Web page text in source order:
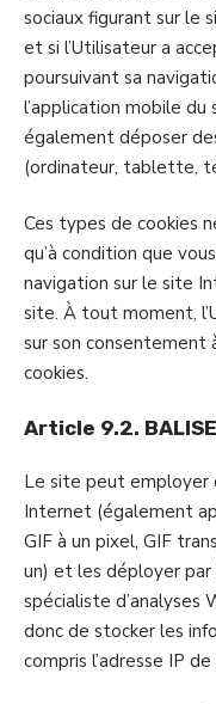
sociaux figurant sur le
et si l’Utilisateur a
poursuivant sa
l’application mobile
également déposer
(ordinateur, tablette,
Ces types de cookies
qu’à condition que
navigation sur le site
site. À tout moment,
sur son consentement
cookies.
Article 9.2.
Le site peut employer
Internet (également
GIF à un pixel, GIF
un) et les déployer par
spécialiste
donc de stocker les
compris l’adresse IP